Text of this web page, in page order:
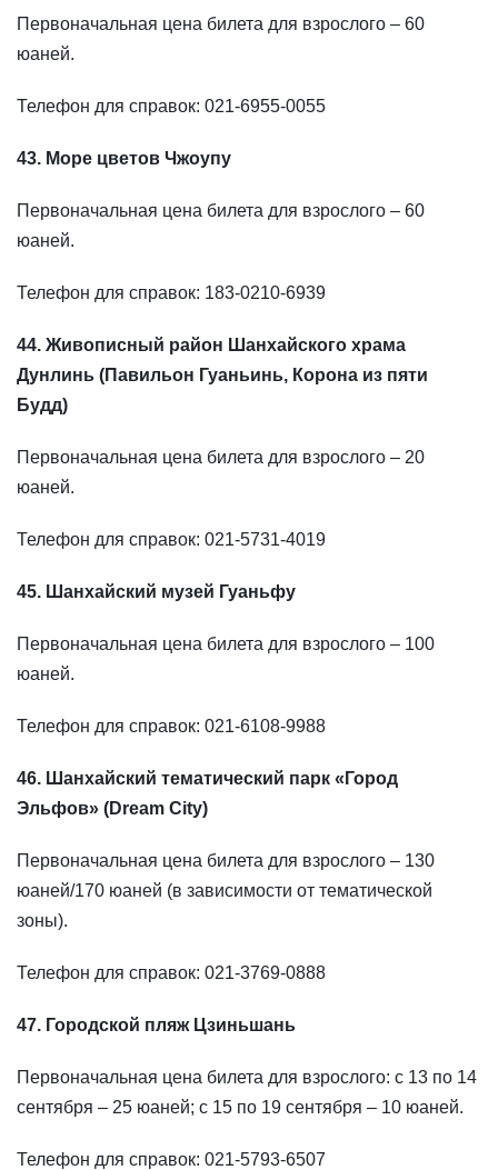
Первоначальная цена билета для взрослого – 60
юаней.
Телефон для справок: 021-6955-0055
43. Море цветов Чжоупу
Первоначальная цена билета для взрослого – 60
юаней.
Телефон для справок: 183-0210-6939
44. Живописный район Шанхайского храма
Дунлинь (Павильон Гуаньинь, Корона из пяти
Будд)
Первоначальная цена билета для взрослого – 20
юаней.
Телефон для справок: 021-5731-4019
45. Шанхайский музей Гуаньфу
Первоначальная цена билета для взрослого – 100
юаней.
Телефон для справок: 021-6108-9988
46. Шанхайский тематический парк «Город
Эльфов» (Dream City)
Первоначальная цена билета для взрослого – 130
юаней/170 юаней (в зависимости от тематической
зоны).
Телефон для справок: 021-3769-0888
47. Городской пляж Цзиньшань
Первоначальная цена билета для взрослого: с 13 по 14
сентября – 25 юаней; с 15 по 19 сентября – 10 юаней.
Телефон для справок: 021-5793-6507